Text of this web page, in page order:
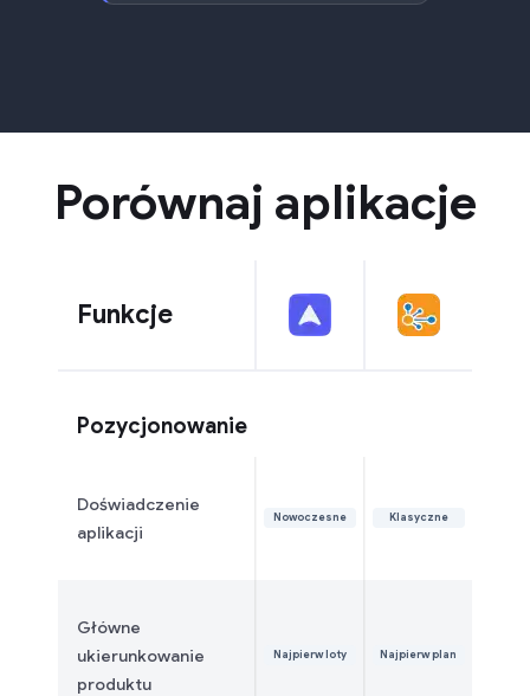
Porównaj aplikacje
Funkcje
Pozycjonowanie
Doświadczenie
aplikacji
Nowoczesne Klasyczne
Główne
ukierunkowanie
produktu
Najpierw loty Najpierw plan